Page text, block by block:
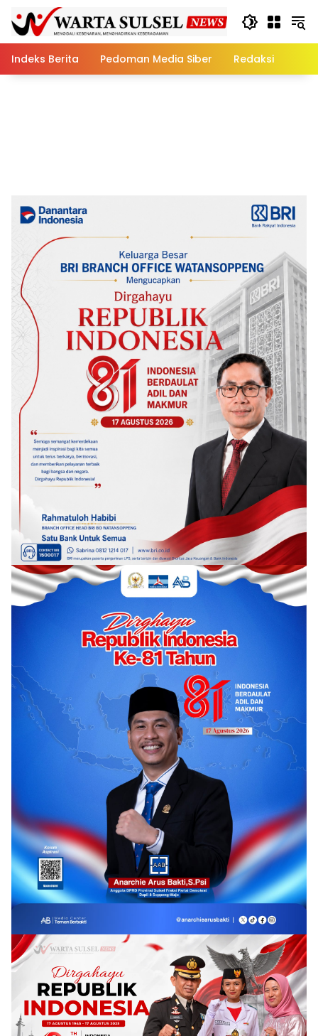
content
Indeks Berita
Pedoman Media Siber Redaksi